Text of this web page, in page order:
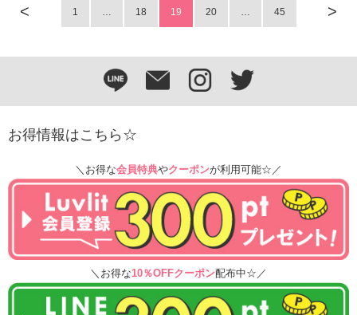
< >
1 … 18 19 20 … 45
お得情報はこちら☆
＼お得な会員特典やクーポンが利用可能☆／
＼お得な10％OFFクーポン配布中☆／